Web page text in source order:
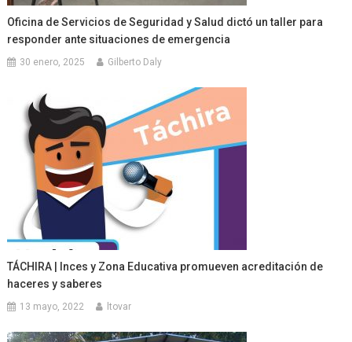
Oficina de Servicios de Seguridad y Salud dictó un taller para
responder ante situaciones de emergencia
30 enero, 2025 Gilberto Daly
TÁCHIRA | Inces y Zona Educativa promueven acreditación de
haceres y saberes
13 mayo, 2022 ltovar